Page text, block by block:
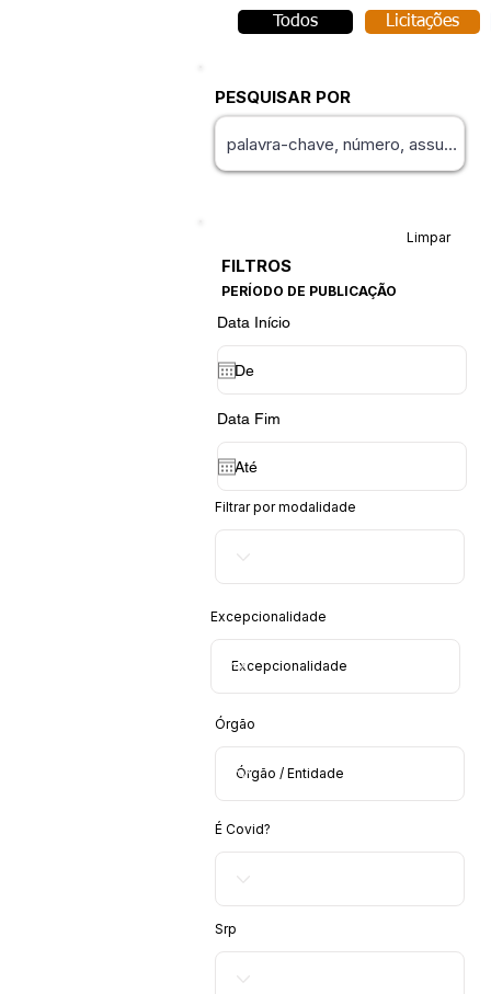
Todos Licitações
PESQUISAR POR
Limpar
FILTROS
PERÍODO DE PUBLICAÇÃO
Data Início
Data Fim
Filtrar por modalidade
Excepcionalidade
Órgão
É Covid?
Srp